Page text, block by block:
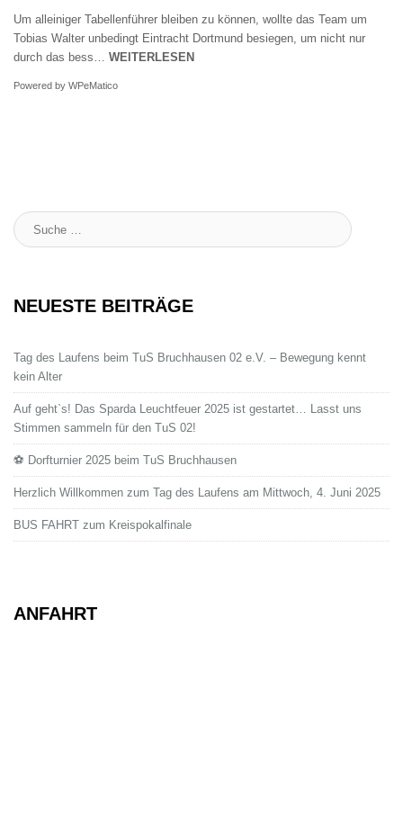
Um alleiniger Tabellenführer bleiben zu können, wollte das Team um
Tobias Walter unbedingt Eintracht Dortmund besiegen, um nicht nur
durch das bess… WEITERLESEN
Powered by WPeMatico
Suche
:
NEUESTE BEITRÄGE
Tag des Laufens beim TuS Bruchhausen 02 e.V. – Bewegung kennt
kein Alter
Auf geht`s! Das Sparda Leuchtfeuer 2025 ist gestartet… Lasst uns
Stimmen sammeln für den TuS 02!
⚽ Dorfturnier 2025 beim TuS Bruchhausen
Herzlich Willkommen zum Tag des Laufens am Mittwoch, 4. Juni 2025
BUS FAHRT zum Kreispokalfinale
ANFAHRT